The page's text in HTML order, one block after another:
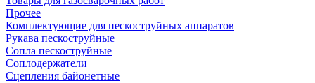
Прочее
Комплектующие для пескоструйных аппаратов
Рукава пескоструйные
Сопла пескоструйные
Соплодержатели
Сцепления байонетные